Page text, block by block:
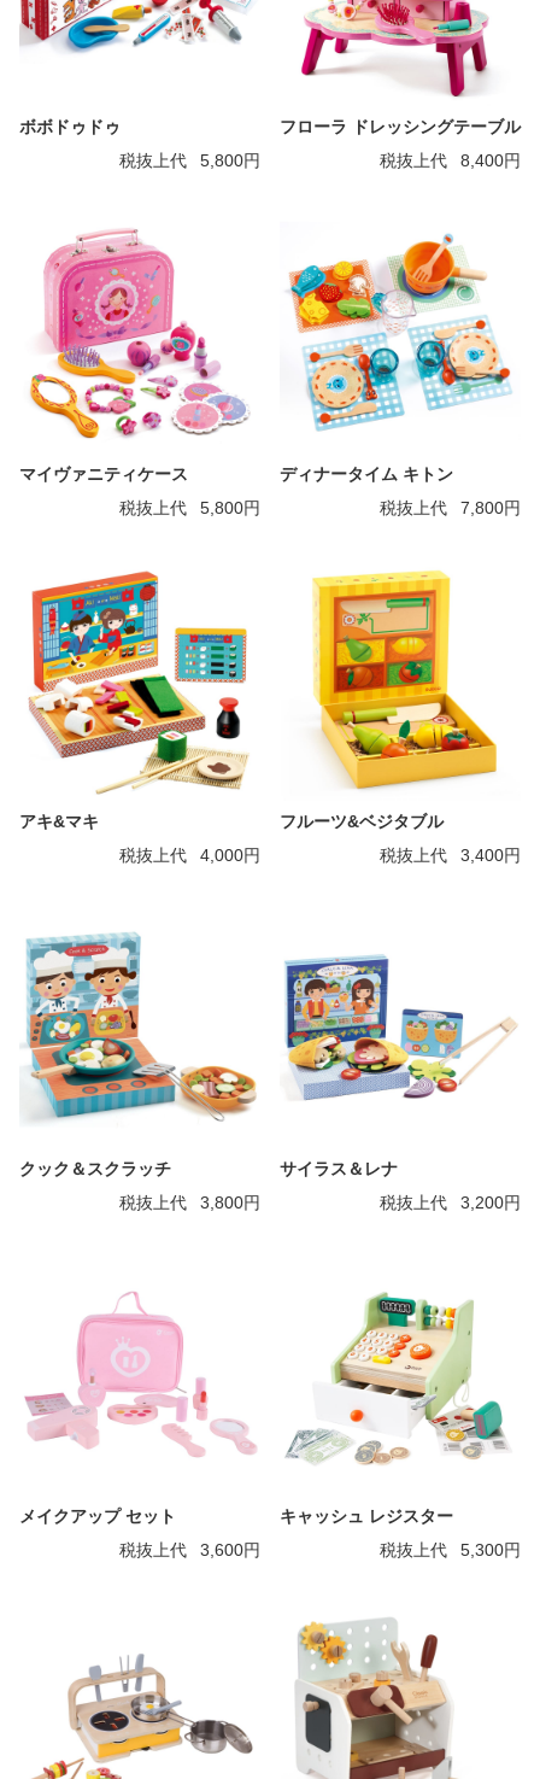
ボボドゥドゥ
税抜上代
5,800円
フローラ ドレッシングテーブル
税抜上代
8,400円
マイヴァニティケース
税抜上代
5,800円
ディナータイム キトン
税抜上代
7,800円
アキ&マキ
税抜上代
4,000円
フルーツ&ベジタブル
税抜上代
3,400円
クック＆スクラッチ
税抜上代
3,800円
サイラス＆レナ
税抜上代
3,200円
メイクアップ セット
税抜上代
3,600円
キャッシュ レジスター
税抜上代
5,300円